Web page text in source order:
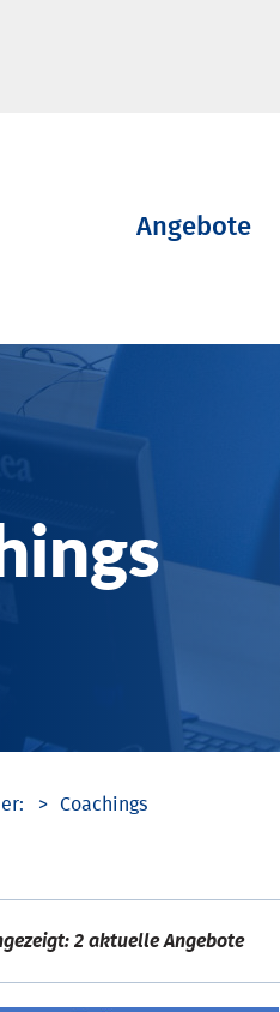
Navigation
Angebote
Coachings
2 aktuelle Angebote